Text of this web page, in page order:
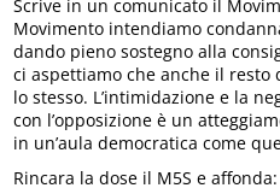
Scrive in un comunicato il
Movimento intendiamo
dando pieno sostegno alla
ci aspettiamo che anche il resto
lo stesso. L’intimidazione e la
con l’opposizione è un
in un’aula democratica come
Rincara la dose il M5S e